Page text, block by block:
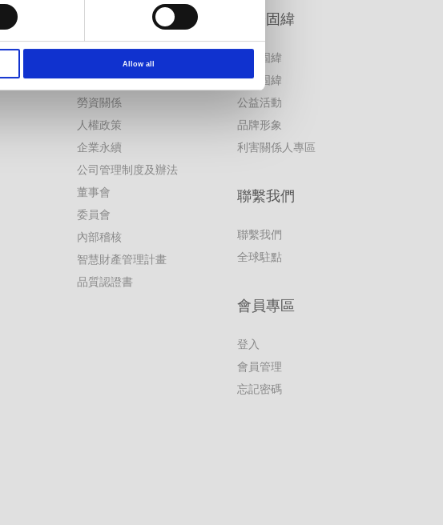
Allow all
公司治理資訊專區
公司治理主管
勞資關係
人權政策
企業永續
公司管理制度及辦法
董事會
委員會
內部稽核
智慧財產管理計畫
品質認證書
關於固緯
關於固緯
加入固緯
公益活動
品牌形象
利害關係人專區
聯繫我們
聯繫我們
全球駐點
會員專區
登入
會員管理
忘記密碼